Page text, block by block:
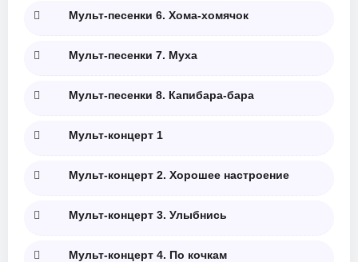
Мульт-песенки 6. Хома-хомячок
Мульт-песенки 7. Муха
Мульт-песенки 8. Капибара-бара
Мульт-концерт 1
Мульт-концерт 2. Хорошее настроение
Мульт-концерт 3. Улыбнись
Мульт-концерт 4. По кочкам